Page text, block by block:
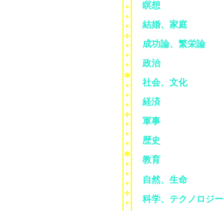
瞑想
結婚、家庭
成功論、繁栄論
政治
社会、文化
経済
軍事
歴史
教育
自然、生命
科学、テクノロジー